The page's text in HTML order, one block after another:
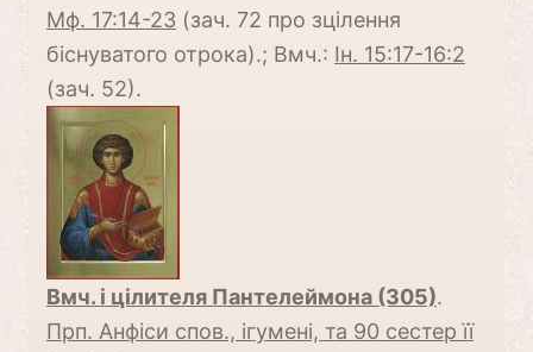
Мф. 17:14-23 (зач. 72 про зцілення
біснуватого отрока).; Вмч.: Ін. 15:17-16:2
(зач. 52).
Вмч. і цілителя Пантелеймона (305).
Прп. Анфіси спов., ігумені, та 90 сестер її